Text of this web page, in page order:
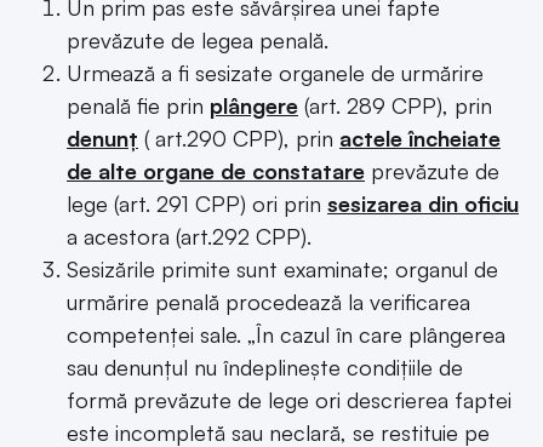
Un prim pas este săvârșirea unei fapte
prevăzute de legea penală.
Urmează a fi sesizate organele de urmărire
penală fie prin plângere (art. 289 CPP), prin
denunț ( art.290 CPP), prin actele încheiate
de alte organe de constatare prevăzute de
lege (art. 291 CPP) ori prin sesizarea din oficiu
a acestora (art.292 CPP).
Sesizările primite sunt examinate; organul de
urmărire penală procedează la verificarea
competenței sale. „În cazul în care plângerea
sau denunțul nu îndeplinește condițiile de
formă prevăzute de lege ori descrierea faptei
este incompletă sau neclară, se restituie pe